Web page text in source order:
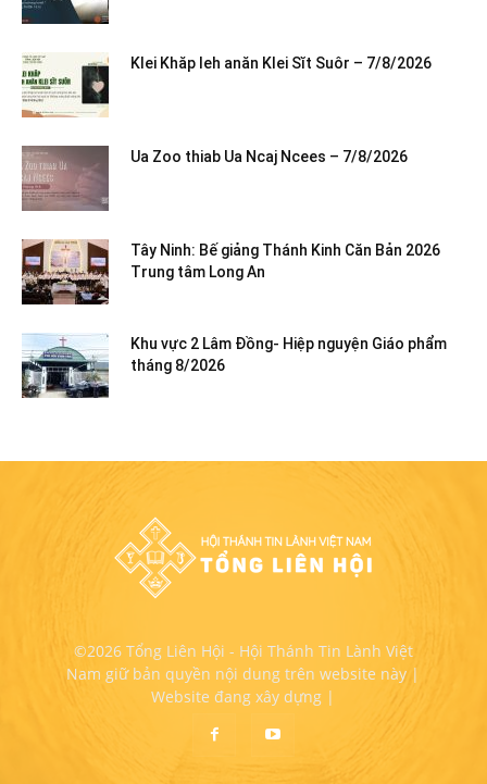
Klei Khăp leh anăn Klei Sĭt Suôr – 7/8/2026
Ua Zoo thiab Ua Ncaj Ncees – 7/8/2026
Tây Ninh: Bế giảng Thánh Kinh Căn Bản 2026
Trung tâm Long An
Khu vực 2 Lâm Đồng- Hiệp nguyện Giáo phẩm
tháng 8/2026
©2026 Tổng Liên Hội - Hội Thánh Tin Lành Việt
Nam giữ bản quyền nội dung trên website này |
Website đang xây dựng |